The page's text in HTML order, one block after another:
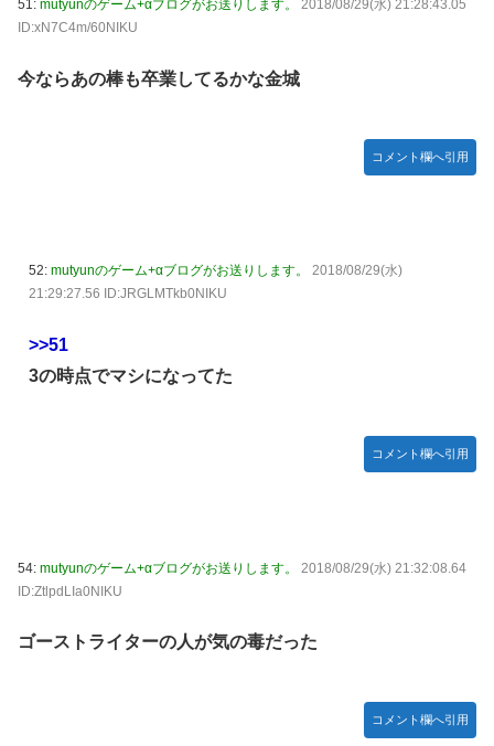
51: mutyunのゲーム+αブログがお送りします。
2018/08/29(水) 21:28:43.05
ID:xN7C4m/60NIKU
今ならあの棒も卒業してるかな金城
コメント欄へ引用
52: mutyunのゲーム+αブログがお送りします。
2018/08/29(水)
21:29:27.56 ID:JRGLMTkb0NIKU
>>51
3の時点でマシになってた
コメント欄へ引用
54: mutyunのゲーム+αブログがお送りします。
2018/08/29(水) 21:32:08.64
ID:ZtlpdLIa0NIKU
ゴーストライターの人が気の毒だった
コメント欄へ引用